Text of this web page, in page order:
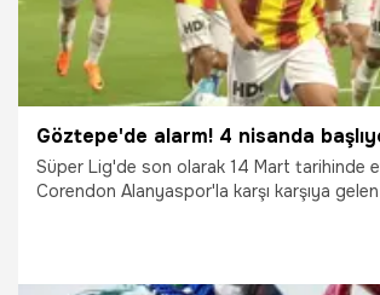
Göztepe'de alarm! 4 nisanda
Süper Lig'de son olarak 14 Mart tarihinde
Corendon Alanyaspor'la karşı karşıya